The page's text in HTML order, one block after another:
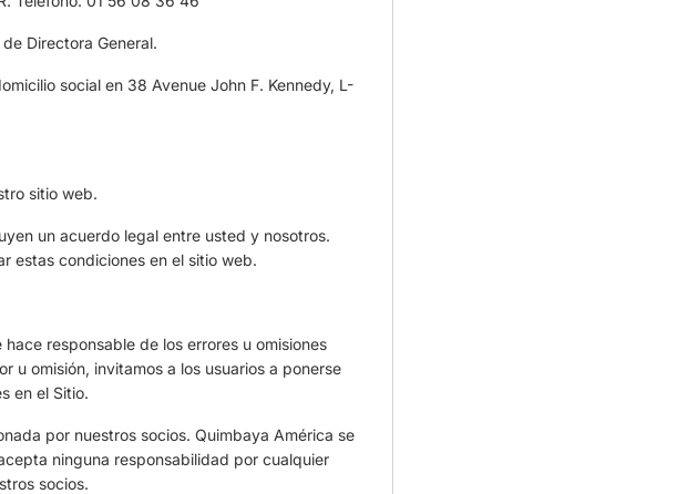
Directora General.
social en 38 Avenue John F. Kennedy, L-
sitio web.
un acuerdo legal entre usted y nosotros.
estas condiciones en el sitio web.
responsable de los errores u omisiones
u omisión, invitamos a los usuarios a ponerse
en el Sitio.
por nuestros socios. Quimbaya América se
ninguna responsabilidad por cualquier
socios.